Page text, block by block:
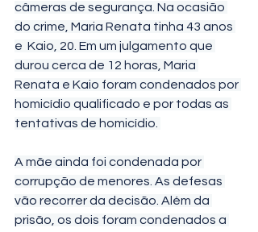
câmeras de segurança. Na ocasião
do crime, Maria Renata tinha 43 anos
e  Kaio, 20. Em um julgamento que
durou cerca de 12 horas, Maria
Renata e Kaio foram condenados por
homicídio qualificado e por todas as
tentativas de homicídio.
A mãe ainda foi condenada por
corrupção de menores. As defesas
vão recorrer da decisão. Além da
prisão, os dois foram condenados a